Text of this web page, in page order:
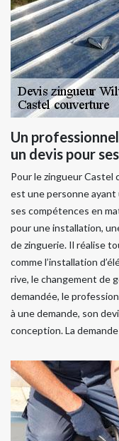
Un
un devis pour
Pour le zingueur Castel
est une personne
ses compétences en
pour une installation,
de zinguerie. Il réalise
comme l’installation
rive, le changement de
demandée, le
à une demande, son
conception. La